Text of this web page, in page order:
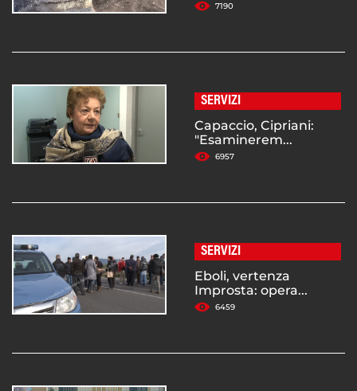
7190
SERVIZI
Capaccio, Cipriani:
"Esaminerem...
6957
SERVIZI
Eboli, vertenza
Improsta: opera...
6459